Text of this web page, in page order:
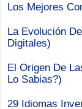
Los Mejores
La Evolución
Digitales)
El Origen De
Lo Sabias?)
29 Idiomas